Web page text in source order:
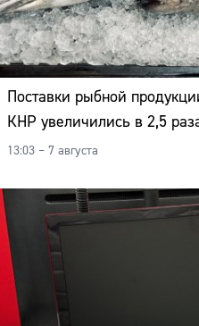
Поставки рыбной
КНР увеличились в 2,5
13:03 – 7 августа